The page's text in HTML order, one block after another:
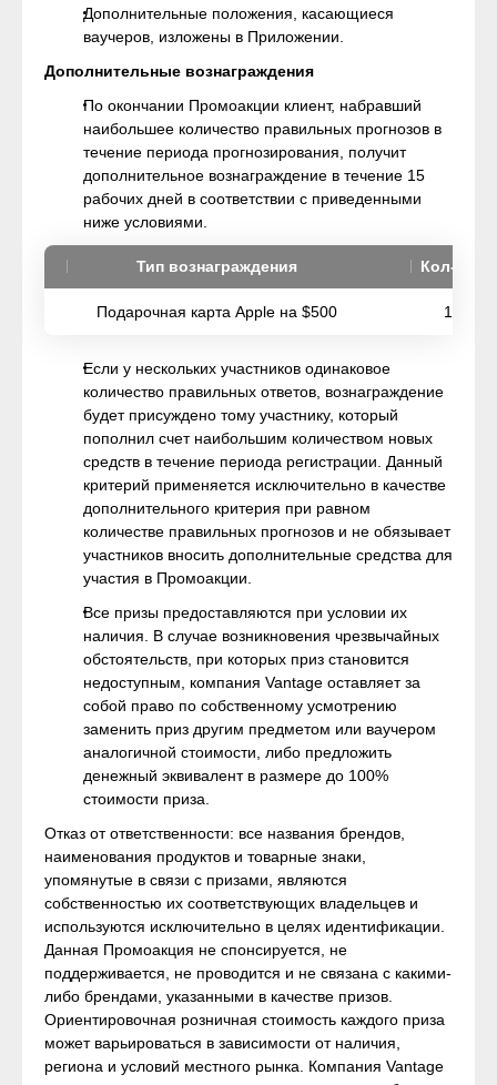
Дополнительные положения, касающиеся
ваучеров, изложены в Приложении.
Дополнительные вознаграждения
По окончании Промоакции клиент, набравший
наибольшее количество правильных прогнозов в
течение периода прогнозирования, получит
дополнительное вознаграждение в течение 15
рабочих дней в соответствии с приведенными
ниже условиями.
Тип вознаграждения Кол-во
Подарочная карта Apple на $500 1
Если у нескольких участников одинаковое
количество правильных ответов, вознаграждение
будет присуждено тому участнику, который
пополнил счет наибольшим количеством новых
средств в течение периода регистрации. Данный
критерий применяется исключительно в качестве
дополнительного критерия при равном
количестве правильных прогнозов и не обязывает
участников вносить дополнительные средства для
участия в Промоакции.
Все призы предоставляются при условии их
наличия. В случае возникновения чрезвычайных
обстоятельств, при которых приз становится
недоступным, компания Vantage оставляет за
собой право по собственному усмотрению
заменить приз другим предметом или ваучером
аналогичной стоимости, либо предложить
денежный эквивалент в размере до 100%
стоимости приза.
Отказ от ответственности: все названия брендов,
наименования продуктов и товарные знаки,
упомянутые в связи с призами, являются
собственностью их соответствующих владельцев и
используются исключительно в целях идентификации.
Данная Промоакция не спонсируется, не
поддерживается, не проводится и не связана с какими-
либо брендами, указанными в качестве призов.
Ориентировочная розничная стоимость каждого приза
может варьироваться в зависимости от наличия,
региона и условий местного рынка. Компания Vantage